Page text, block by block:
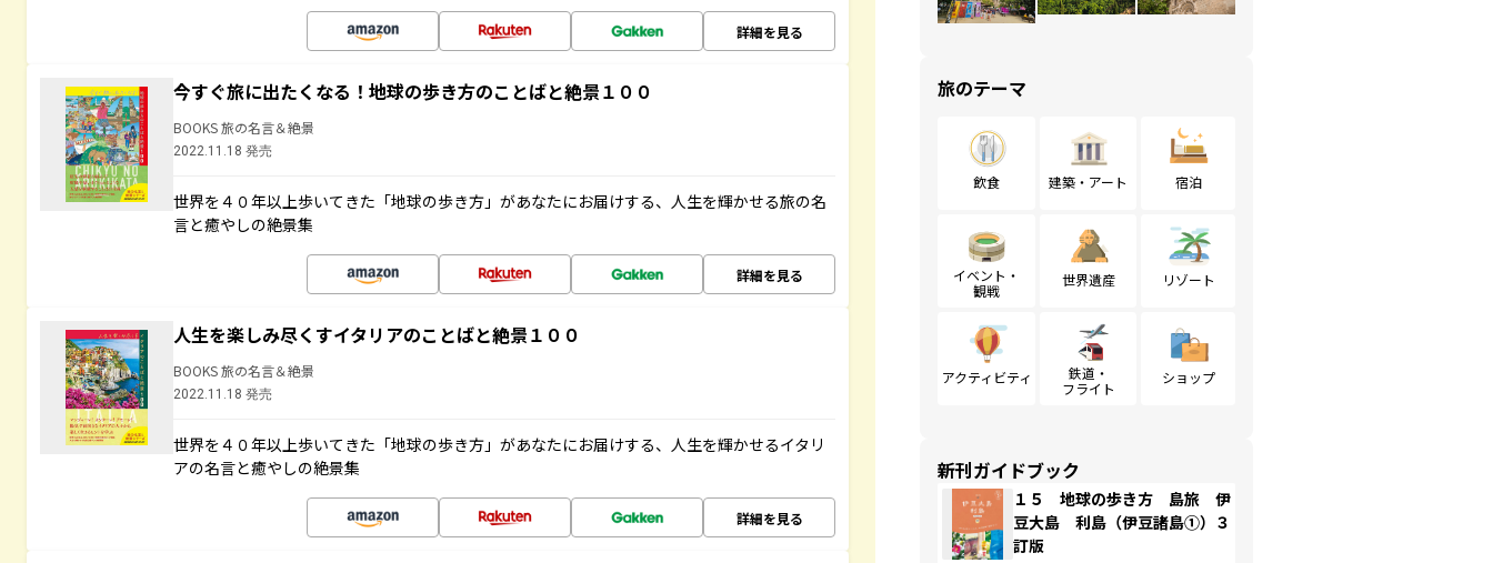
詳細を見る
今すぐ旅に出たくなる！地球の歩き方のことばと絶景１００
BOOKS 旅の名言＆絶景
2022.11.18 発売
世界を４０年以上歩いてきた「地球の歩き方」があなたにお届けする、人生を輝かせる旅の名
言と癒やしの絶景集
詳細を見る
人生を楽しみ尽くすイタリアのことばと絶景１００
BOOKS 旅の名言＆絶景
2022.11.18 発売
世界を４０年以上歩いてきた「地球の歩き方」があなたにお届けする、人生を輝かせるイタリ
アの名言と癒やしの絶景集
詳細を見る
旅のテーマ
飲食 建築・アート 宿泊
イベント・
観戦
世界遺産 リゾート
アクティビティ
鉄道・
フライト
ショップ
新刊ガイドブック
１５ 地球の歩き方 島旅 伊
豆大島 利島（伊豆諸島①）３
訂版